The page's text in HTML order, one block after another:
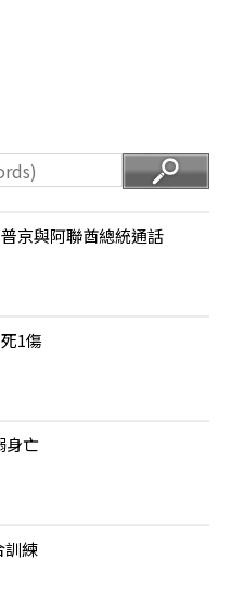
京與阿聯酋總統通話
1傷
身亡
訓練